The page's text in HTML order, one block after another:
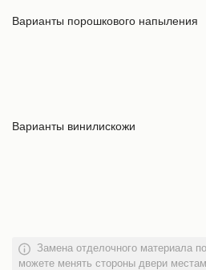
Варианты порошкового напыления
Варианты винилискожи
Замена отделочного материала
можете менять стороны двери